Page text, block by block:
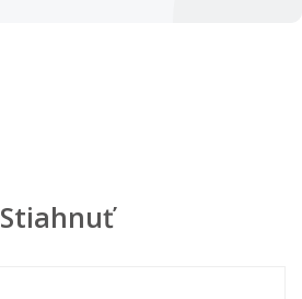
Stiahnuť